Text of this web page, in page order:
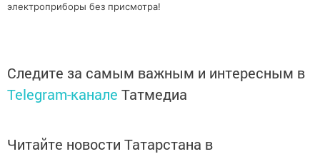
электроприборы без присмотра!
Следите за самым важным и интересным в
Telegram-канале Татмедиа
Читайте новости Татарстана в